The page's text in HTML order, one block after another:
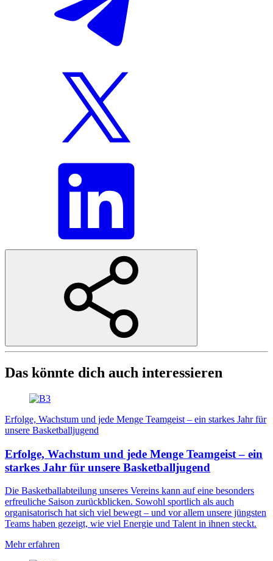
Das könnte dich auch interessieren
Erfolge, Wachstum und jede Menge Teamgeist – ein starkes Jahr für
unsere Basketballjugend
Erfolge, Wachstum und jede Menge Teamgeist – ein
starkes Jahr für unsere Basketballjugend
Die Basketballabteilung unseres Vereins kann auf eine besonders
erfreuliche Saison zurückblicken. Sowohl sportlich als auch
organisatorisch hat sich viel bewegt – und vor allem unsere jüngsten
Teams haben gezeigt, wie viel Energie und Talent in ihnen steckt.
Mehr erfahren